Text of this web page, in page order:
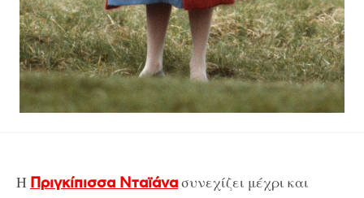
Η Πριγκίπισσα Νταϊάνασυνεχίζει μέχρι και